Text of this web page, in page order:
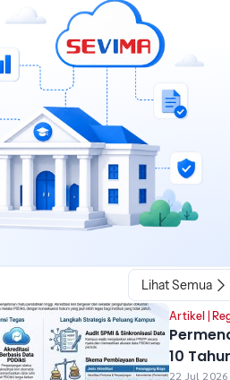
Lihat Semua
Artikel
10
22 Jul 2026